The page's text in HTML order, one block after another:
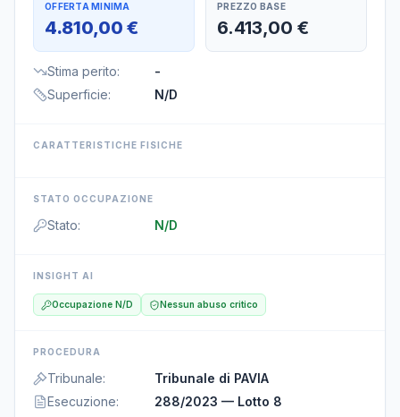
OFFERTA MINIMA
4.810,00 €
PREZZO BASE
6.413,00 €
Stima perito:
-
Superficie: N/D
CARATTERISTICHE FISICHE
STATO OCCUPAZIONE
Stato: N/D
INSIGHT AI
Occupazione N/D Nessun abuso critico
PROCEDURA
Tribunale:
Tribunale di PAVIA
Esecuzione:
288/2023 — Lotto 8